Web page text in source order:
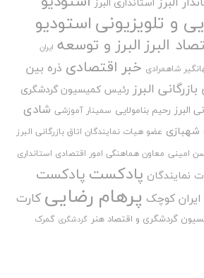
و تلویزیونیاستودیو
البرزالبرز و توسعه ایران
شاهمرادی خبر اقتصادی ذره بین
البرز رئیس کمیسیون گردشگری
البرز رحیم بنامولایی سمینار آموزشی شادی
شهبازی عضو هیات نمایندگان اتاق بازرگانی البرز
امینی معاون هماهنگی امور اقتصادی استانداری
نمایندگان پادکست پادکست
کوچک پرهام رضایی کارت
گردشگری و اقتصاد هنر گردشگری گمرک